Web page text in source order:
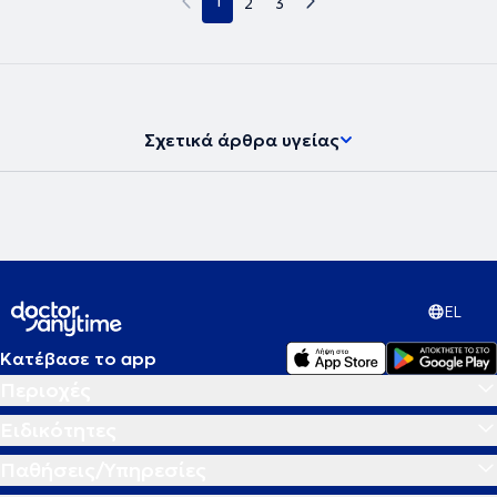
Σχετικά άρθρα υγείας
EL
Κατέβασε το app